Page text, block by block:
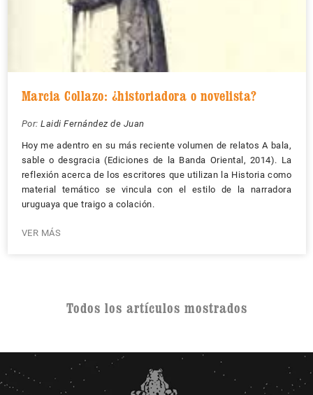
Marcia Collazo: ¿historiadora o novelista?
Por: Laidi Fernández de Juan
Hoy me adentro en su más reciente volumen de relatos A bala,
sable o desgracia (Ediciones de la Banda Oriental, 2014). La
reflexión acerca de los escritores que utilizan la Historia como
material temático se vincula con el estilo de la narradora
uruguaya que traigo a colación.
VER MÁS
Todos los artículos mostrados